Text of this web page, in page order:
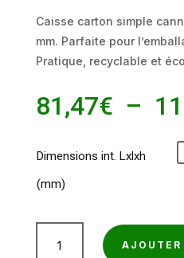
Caisse carton simple
mm. Parfaite pour
Pratique, recyclable et
81,47€ –
Dimensions int. Lxlxh
(mm)
AJOUTER